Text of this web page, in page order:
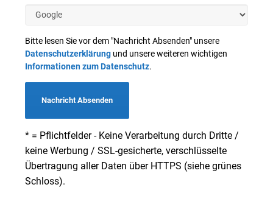
Bitte lesen Sie vor dem "Nachricht Absenden" unsere
Datenschutzerklärung und unsere weiteren wichtigen
Informationen zum Datenschutz.
Nachricht Absenden
* = Pflichtfelder - Keine Verarbeitung durch Dritte /
keine Werbung / SSL-gesicherte, verschlüsselte
Übertragung aller Daten über HTTPS (siehe grünes
Schloss).